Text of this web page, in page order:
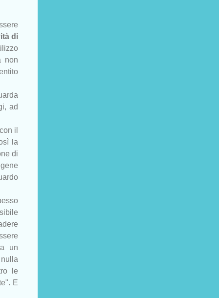
di
non
ad
il
la
di
un
le
E